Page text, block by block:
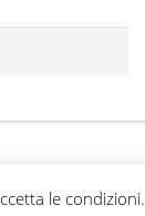
le condizioni.